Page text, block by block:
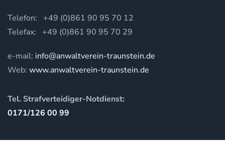
Telefon: +49 (0)861 90 95 70 12
Telefax: +49 (0)861 90 95 70 29
e-mail: info@anwaltverein-traunstein.de
Web: www.anwaltverein-traunstein.de
Tel. Strafverteidiger-Notdienst:
0171/126 00 99